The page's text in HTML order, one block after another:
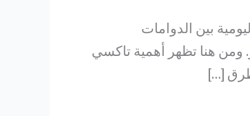
بين الدوامات
ومن هنا تظهر أهمية تاكسي
[…]